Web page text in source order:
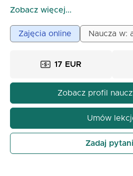
pewności siebie w realnych
podstawowym i średnim,
przyjemne i dostosowane do
koncentruję się na przydatnym
gramatyki, które ożywiam
konwersacyjne. Niezależnie od
przygotowujesz się do podróży,
codziennej komunikacji,
angielskiego płynniej i z
Uczniowie opisują moje lekcje
Zobacz więcej...
Zajęcia online Naucza w:
17 EUR
Zobacz profil
Umów
Zadaj